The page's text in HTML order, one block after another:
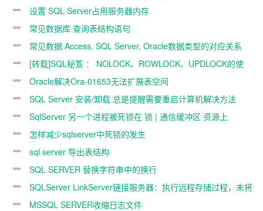
法连接设置 SQL Server占用服务器内存
常见数据库 查询表结构语句
常见数据 Access, SQL Server, Oracle数据类型的对应关系
[转载]SQL秘笈 ： NOLOCK、ROWLOCK、UPDLOCK的使
用！ Oracle解决Ora-01653无法扩展表空间
SQL Server 安装/卸载 总是提醒需要重启计算机解决方法
SqlServer 另一个进程被死锁在 锁 | 通信缓冲区 资源上
怎样减少sqlserver中死锁的发生
sql server 导出表结构
SQL SERVER 替换字符串中的换行
SQLServer LinkServer链接服务器：执行远程存储过程，未将
服务器配置为用于RPC
MSSQL SERVER收缩日志文件